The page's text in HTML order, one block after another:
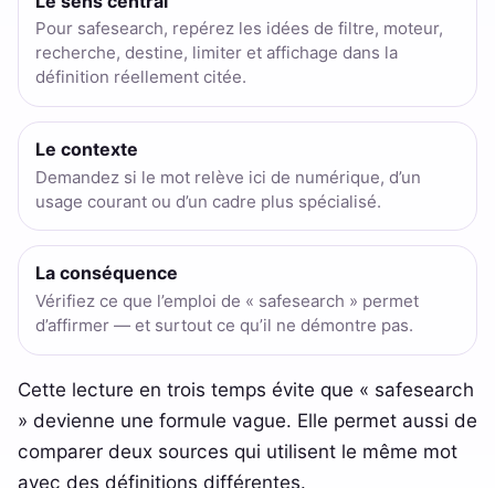
Pour safesearch, repérez les idées de filtre, moteur,
recherche, destine, limiter et affichage dans la
définition réellement citée.
Le contexte
Demandez si le mot relève ici de numérique, d’un
usage courant ou d’un cadre plus spécialisé.
La conséquence
Vérifiez ce que l’emploi de « safesearch » permet
d’affirmer — et surtout ce qu’il ne démontre pas.
Cette lecture en trois temps évite que « safesearch
» devienne une formule vague. Elle permet aussi de
comparer deux sources qui utilisent le même mot
avec des définitions différentes.